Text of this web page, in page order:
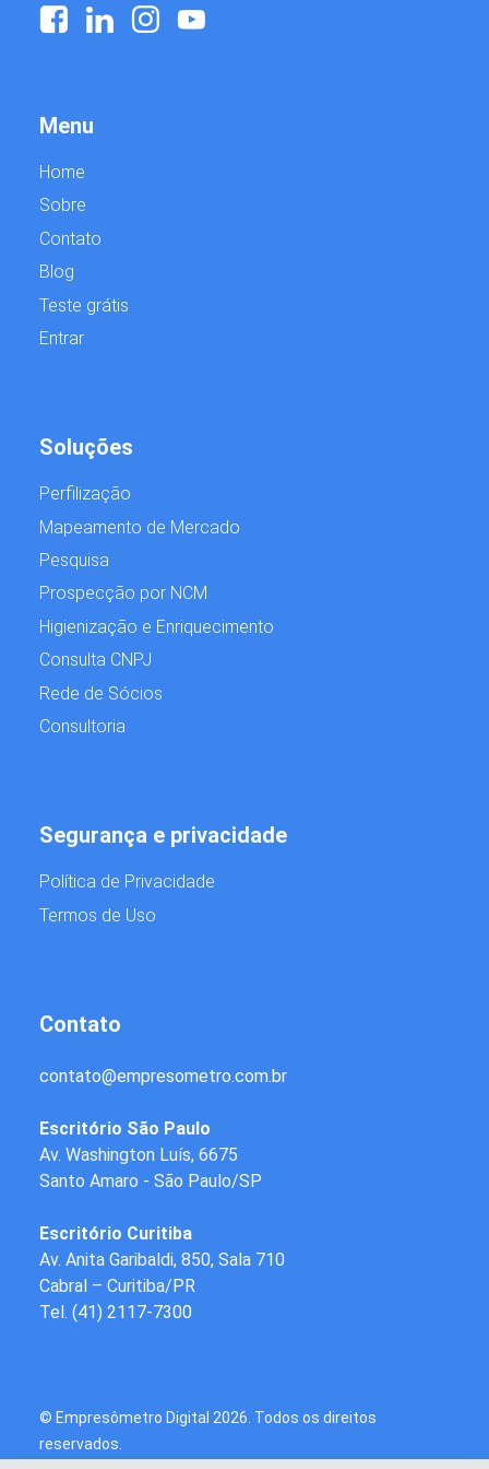
Menu
Home
Sobre
Contato
Blog
Teste grátis
Entrar
Soluções
Perfilização
Mapeamento de Mercado
Pesquisa
Prospecção por NCM
Higienização e Enriquecimento
Consulta CNPJ
Rede de Sócios
Consultoria
Contato
contato@empresometro.com.br
Escritório São Paulo
Av. Washington Luís, 6675
Santo Amaro - São Paulo/SP
Escritório Curitiba
Av. Anita Garibaldi, 850, Sala 710
Cabral – Curitiba/PR
Tel. (41) 2117-7300
Segurança e privacidade
Política de Privacidade
Termos de Uso
© Empresômetro Digital 2026. Todos os direitos
reservados.